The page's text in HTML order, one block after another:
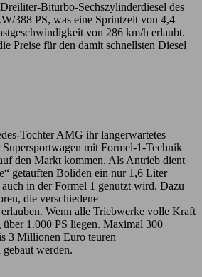
Biturbo-Sechszylinderdiesel des
388 PS, was eine Sprintzeit von 4,4
von 286 km/h erlaubt.
Preise für den damit schnellsten Diesel
Tochter AMG ihr langerwartetes
mit Formel-1-Technik
den Markt kommen. Als Antrieb dient
getauften Boliden ein nur 1,6 Liter
in der Formel 1 genutzt wird. Dazu
die verschiedene
Wenn alle Triebwerke volle Kraft
1.000 PS liegen. Maximal 300
3 Millionen Euro teuren
gebaut werden.